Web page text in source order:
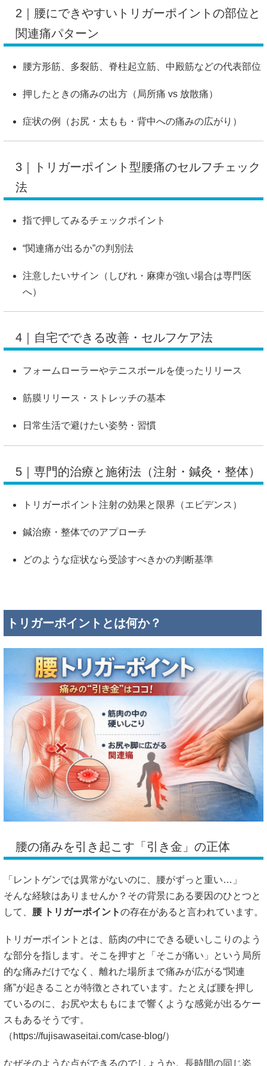
2｜腰にできやすいトリガーポイントの部位と
関連痛パターン
腰方形筋、多裂筋、脊柱起立筋、中殿筋などの代表部位
押したときの痛みの出方（局所痛 vs 放散痛）
症状の例（お尻・太もも・背中への痛みの広がり）
3｜トリガーポイント型腰痛のセルフチェック
法
指で押してみるチェックポイント
“関連痛が出るか”の判別法
注意したいサイン（しびれ・麻痺が強い場合は専門医
へ）
4｜自宅でできる改善・セルフケア法
フォームローラーやテニスボールを使ったリリース
筋膜リリース・ストレッチの基本
日常生活で避けたい姿勢・習慣
5｜専門的治療と施術法（注射・鍼灸・整体）
トリガーポイント注射の効果と限界（エビデンス）
鍼治療・整体でのアプローチ
どのような症状なら受診すべきかの判断基準
トリガーポイントとは何か？
腰の痛みを引き起こす「引き金」の正体
「レントゲンでは異常がないのに、腰がずっと重い…」
そんな経験はありませんか？その背景にある要因のひとつと
して、 腰 トリガーポイントの存在があると言われています。
トリガーポイントとは、筋肉の中にできる硬いしこりのよう
な部分を指します。そこを押すと「そこが痛い」という局所
的な痛みだけでなく、離れた場所まで痛みが広がる“関連
痛”が起きることが特徴とされています。たとえば腰を押し
ているのに、お尻や太ももにまで響くような感覚が出るケー
スもあるそうです。
（ https://fujisawaseitai.com/case-blog/）
なぜそのような点ができるのでしょうか。長時間の同じ姿